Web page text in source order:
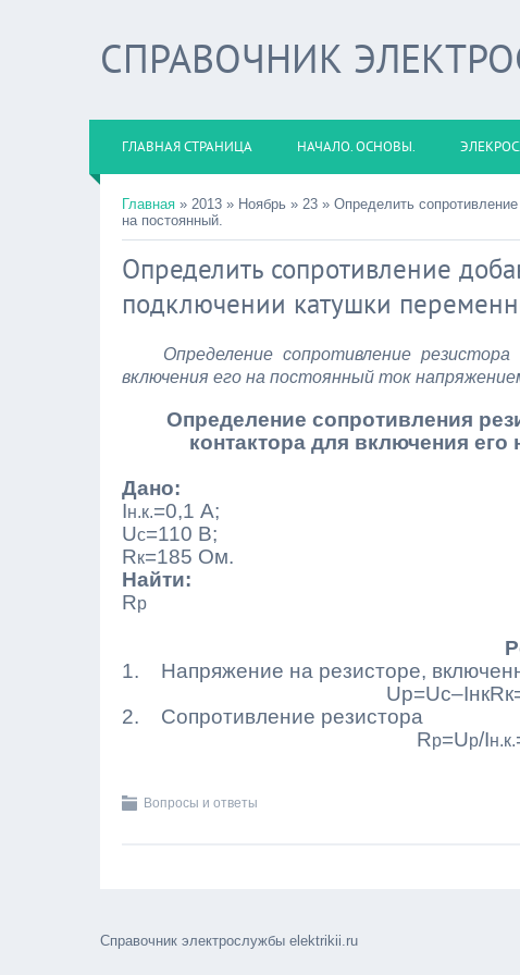
СПРАВОЧНИК
ГЛАВНАЯ СТРАНИЦА НАЧАЛО. ОСНОВЫ.
Главная » 2013 » Ноябрь » 23 » Определить
на постоянный.
Определить сопротивление
подключении катушки
Определение сопротивление
включения его на постоянный ток
Определение сопротивления
контактора для включения
Дано:
Iн.к.=0,1 А;
Uс=110 В;
Rк=185 Ом.
Найти:
Rр
1. Напряжение на резисторе,
Uр=Uс–IнкRк
2. Сопротивление резистора
Rр=Up/Iн.к.
Вопросы и ответы
Справочник электрослужбы elektrikii.ru